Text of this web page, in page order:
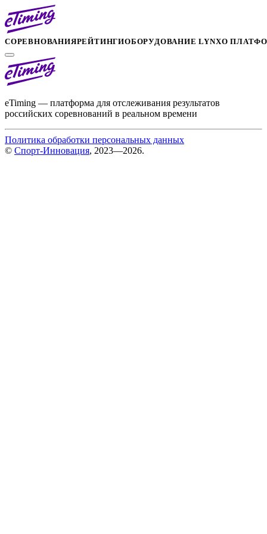
СОРЕВНОВАНИЯРЕЙТИНГИОБОРУДОВАНИЕ LYNXО
eTiming — платформа для отслеживания результатов
российских соревнований в реальном времени
Политика обработки персональных данных
© Спорт-Инновация, 2023—2026.